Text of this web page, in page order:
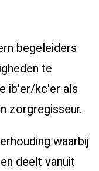
begeleiders
te
ib'er/kc'er als
zorgregisseur.
waarbij
deelt vanuit